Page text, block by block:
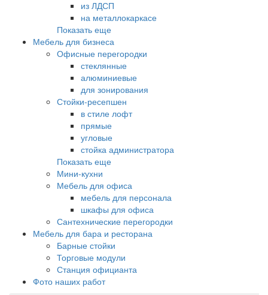
из ЛДСП
на металлокаркасе
Показать еще
Мебель для бизнеса
Офисные перегородки
стеклянные
алюминиевые
для зонирования
Стойки-ресепшен
в стиле лофт
прямые
угловые
стойка администратора
Показать еще
Мини-кухни
Мебель для офиса
мебель для персонала
шкафы для офиса
Сантехнические перегородки
Мебель для бара и ресторана
Барные стойки
Торговые модули
Станция официанта
Фото наших работ